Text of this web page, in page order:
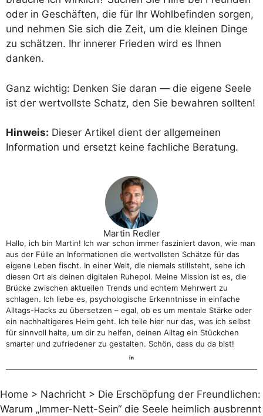
oder in Geschäften, die für Ihr Wohlbefinden sorgen,
und nehmen Sie sich die Zeit, um die kleinen Dinge
zu schätzen. Ihr innerer Frieden wird es Ihnen
danken.
Ganz wichtig: Denken Sie daran — die eigene Seele
ist der wertvollste Schatz, den Sie bewahren sollten!
Hinweis: Dieser Artikel dient der allgemeinen
Information und ersetzt keine fachliche Beratung.
Martin Redler
Hallo, ich bin Martin! Ich war schon immer fasziniert davon, wie man
aus der Fülle an Informationen die wertvollsten Schätze für das
eigene Leben fischt. In einer Welt, die niemals stillsteht, sehe ich
diesen Ort als deinen digitalen Ruhepol. Meine Mission ist es, die
Brücke zwischen aktuellen Trends und echtem Mehrwert zu
schlagen. Ich liebe es, psychologische Erkenntnisse in einfache
Alltags-Hacks zu übersetzen – egal, ob es um mentale Stärke oder
ein nachhaltigeres Heim geht. Ich teile hier nur das, was ich selbst
für sinnvoll halte, um dir zu helfen, deinen Alltag ein Stückchen
smarter und zufriedener zu gestalten. Schön, dass du da bist!
Home > Nachricht > Die Erschöpfung der Freundlichen:
Warum „Immer-Nett-Sein“ die Seele heimlich ausbrennt